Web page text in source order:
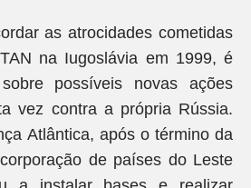
as atrocidades cometidas
na Iugoslávia em 1999, é
possíveis novas ações
vez contra a própria Rússia.
Atlântica, após o término da
de países do Leste